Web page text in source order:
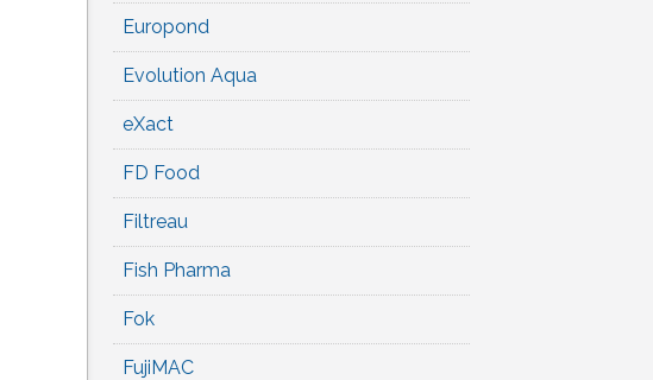
Europond
Evolution Aqua
eXact
FD Food
Filtreau
Fish Pharma
Fok
FujiMAC